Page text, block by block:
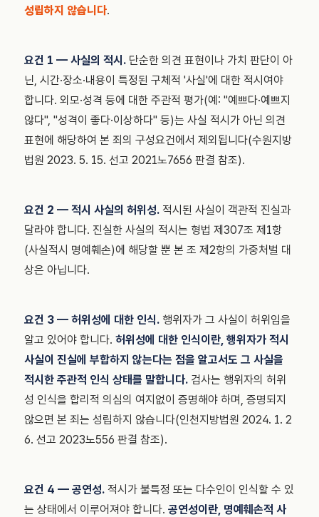
성립하지 않습니다.
요건 1 — 사실의 적시. 단순한 의견 표현이나 가치 판단이 아
닌, 시간·장소·내용이 특정된 구체적 '사실'에 대한 적시여야
합니다. 외모·성격 등에 대한 주관적 평가(예: "예쁘다·예쁘지
않다", "성격이 좋다·이상하다" 등)는 사실 적시가 아닌 의견
표현에 해당하여 본 죄의 구성요건에서 제외됩니다(수원지방
법원 2023. 5. 15. 선고 2021노7656 판결 참조).
요건 2 — 적시 사실의 허위성. 적시된 사실이 객관적 진실과
달라야 합니다. 진실한 사실의 적시는 형법 제307조 제1항
(사실적시 명예훼손)에 해당할 뿐 본 조 제2항의 가중처벌 대
상은 아닙니다.
요건 3 — 허위성에 대한 인식. 행위자가 그 사실이 허위임을
알고 있어야 합니다. 허위성에 대한 인식이란, 행위자가 적시
사실이 진실에 부합하지 않는다는 점을 알고서도 그 사실을
적시한 주관적 인식 상태를 말합니다. 검사는 행위자의 허위
성 인식을 합리적 의심의 여지없이 증명해야 하며, 증명되지
않으면 본 죄는 성립하지 않습니다(인천지방법원 2024. 1. 2
6. 선고 2023노556 판결 참조).
요건 4 — 공연성. 적시가 불특정 또는 다수인이 인식할 수 있
는 상태에서 이루어져야 합니다. 공연성이란, 명예훼손적 사